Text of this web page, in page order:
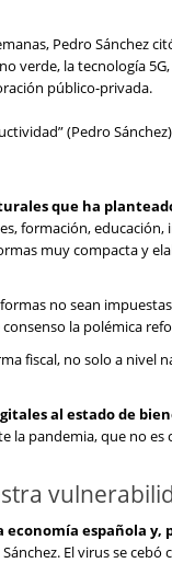
Pedro Sánchez
verde, la tecnología
público-privada.
(Pedro Sánchez)
que ha
formación,
muy compacta y
no sean
la polémica
fiscal, no solo a nivel
al estado de
pandemia, que no
economía española
El virus se